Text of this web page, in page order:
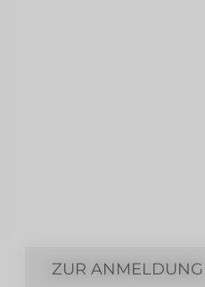
ZUR ANMELDUNG